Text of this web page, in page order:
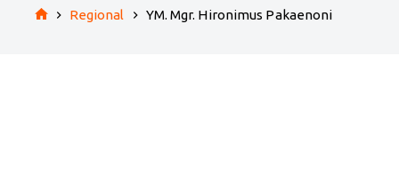
Regional YM. Mgr. Hironimus Pakaenoni